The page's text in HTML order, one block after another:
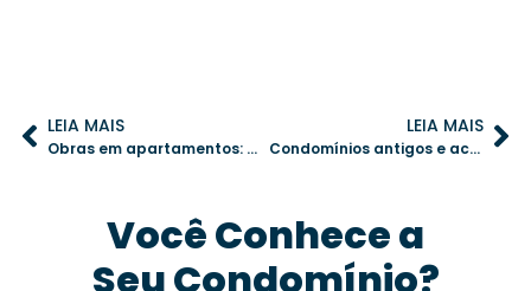
LEIA MAIS
Obras em apartamentos: o que o condomínio pode regulamentar
LEIA MAIS
Condomínios antigos e acessibilidade: quando a adaptação é obrigatória
Você Conhece a
Seu Condomínio?